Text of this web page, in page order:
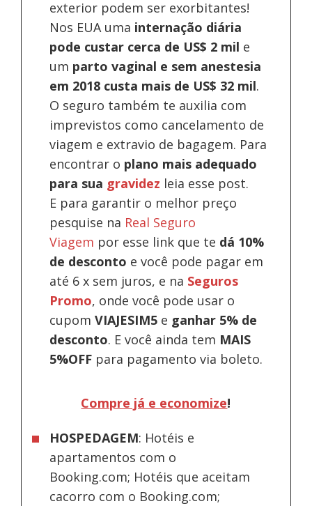
exterior podem ser exorbitantes!
Nos EUA uma internação diária
pode custar cerca de US$ 2 mil e
um parto vaginal e sem anestesia
em 2018 custa mais de US$ 32 mil.
O seguro também te auxilia com
imprevistos como cancelamento de
viagem e extravio de bagagem. Para
encontrar o plano mais adequado
para sua gravidez leia esse post.
E para garantir o melhor preço
pesquise na Real Seguro
Viagem por esse link que te dá 10%
de desconto e você pode pagar em
até 6 x sem juros, e na Seguros
Promo, onde você pode usar o
cupomVIAJESIM5 e ganhar 5% de
desconto. E você ainda tem MAIS
5%OFF para pagamento via boleto.
Compre já e economize!
HOSPEDAGEM: Hotéis e
apartamentos com o
Booking.com; Hotéis que aceitam
cacorro com o Booking.com;